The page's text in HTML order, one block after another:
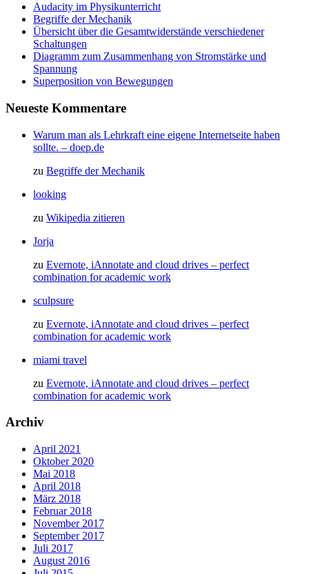
Audacity im Physikunterricht
Begriffe der Mechanik
Übersicht über die Gesamtwiderstände verschiedener
Schaltungen
Diagramm zum Zusammenhang von Stromstärke und
Spannung
Superposition von Bewegungen
Neueste Kommentare
Warum man als Lehrkraft eine eigene Internetseite haben
sollte. – doep.de
zu Begriffe der Mechanik
looking
zu Wikipedia zitieren
Jorja
zu Evernote, iAnnotate and cloud drives – perfect
combination for academic work
sculpsure
zu Evernote, iAnnotate and cloud drives – perfect
combination for academic work
miami travel
zu Evernote, iAnnotate and cloud drives – perfect
combination for academic work
Archiv
April 2021
Oktober 2020
Mai 2018
April 2018
März 2018
Februar 2018
November 2017
September 2017
Juli 2017
August 2016